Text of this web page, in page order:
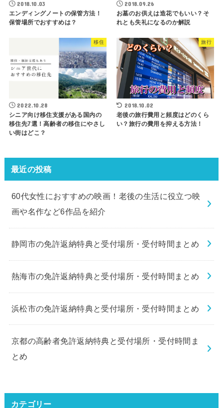
2018.10.03
エンディングノートの保管方法！
保管場所でおすすめは？
2018.09.26
お墓のお供えは造花でもいい？そ
れとも失礼になるのか解説
移住
2022.10.28
シニア向け移住支援がある国内の
移住先7選！高齢者の移住にやさし
い街はどこ？
旅行
2018.10.02
老後の旅行費用と頻度はどのくら
い？旅行の費用を抑える方法！
最近の投稿
60代女性におすすめの映画！老後の生活に役立つ映
画や名作など6作品を紹介
静岡市の免許返納特典と受付場所・受付時間まとめ
熱海市の免許返納特典と受付場所・受付時間まとめ
浜松市の免許返納特典と受付場所・受付時間まとめ
京都の高齢者免許返納特典と受付場所・受付時間ま
とめ
カテゴリー